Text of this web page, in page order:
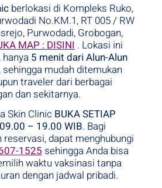
berlokasi di Kompleks Ruko,
No.KM.1, RT 005 / RW
Purwodadi, Grobogan,
MAP : DISINI . Lokasi ini
5 menit dari Alun-Alun
, sehingga mudah ditemukan
traveler dari berbagai
dan sekitarnya.
Skin Clinic BUKA SETIAP
– 19.00 WIB. Bagi
reservasi, dapat menghubungi
1525 sehingga Anda bisa
waktu vaksinasi tanpa
dengan jadwal pribadi.